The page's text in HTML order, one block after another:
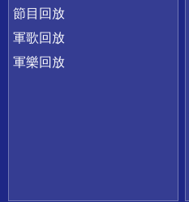
節目回放
軍歌回放
軍樂回放